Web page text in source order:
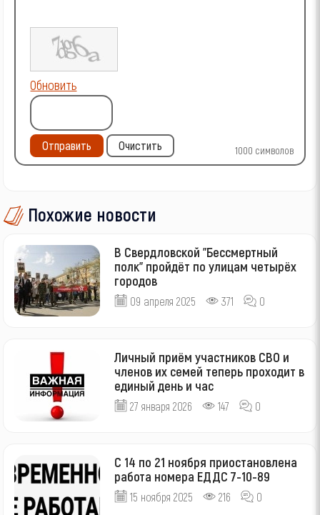
1000 символов
Обновить
Отправить Очистить
Похожие новости
В Свердловской "Бессмертный
полк" пройдёт по улицам четырёх
городов
09 апреля 2025 371 0
Личный приём участников СВО и
членов их семей теперь проходит в
единый день и час
27 января 2026 147 0
С 14 по 21 ноября приостановлена
работа номера ЕДДС 7-10-89
15 ноября 2025 216 0